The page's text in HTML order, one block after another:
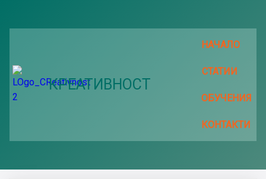
КРЕАТИВНОСТ
НАЧАЛО
СТАТИИ
ОБУЧЕНИЯ
КОНТАКТИ